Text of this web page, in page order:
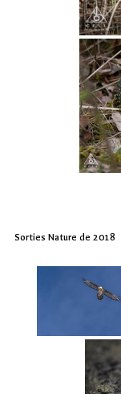
Sorties Nature de 2018